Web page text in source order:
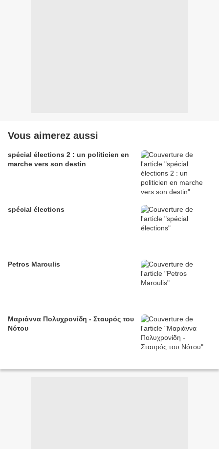
Vous aimerez aussi
spécial élections 2 : un politicien en
marche vers son destin
spécial élections
Petros Maroulis
Μαριάννα Πολυχρονίδη - Σταυρός του
Νότου